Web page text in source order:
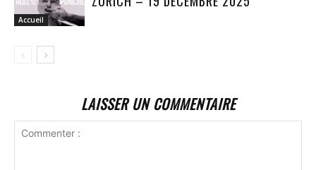
Accueil
LAISSER UN COMMENTAIRE